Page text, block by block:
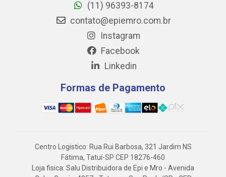
(11) 96393-8174
contato@epiemro.com.br
Instagram
Facebook
Linkedin
Formas de Pagamento
Centro Logistico: Rua Rui Barbosa, 321 Jardim NS
Fátima, Tatuí-SP CEP 18276-460
Loja fisica: Salu Distribuidora de Epi e Mro - Avenida